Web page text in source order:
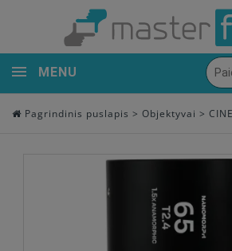
MENU
Pagrindinis puslapis > Objektyvai >